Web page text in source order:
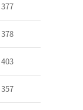
377
378
403
357